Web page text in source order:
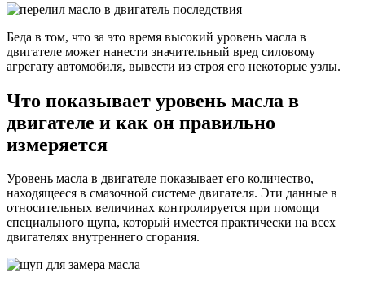
Беда в том, что за это время высокий уровень масла в
двигателе может нанести значительный вред силовому
агрегату автомобиля, вывести из строя его некоторые узлы.
Что показывает уровень масла в
двигателе и как он правильно
измеряется
Уровень масла в двигателе показывает его количество,
находящееся в смазочной системе двигателя. Эти данные в
относительных величинах контролируется при помощи
специального щупа, который имеется практически на всех
двигателях внутреннего сгорания.